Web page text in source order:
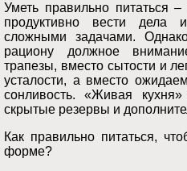
Уметь правильно питаться
продуктивно вести дела
сложными задачами.
рациону должное
трапезы, вместо сытости и
усталости, а вместо
сонливость. «Живая
скрытые резервы и
Как правильно питаться,
форме?